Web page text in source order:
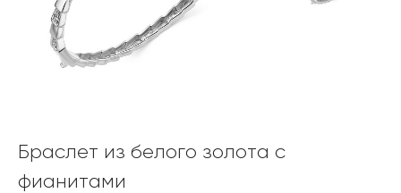
Браслет из белого золота с
фианитами